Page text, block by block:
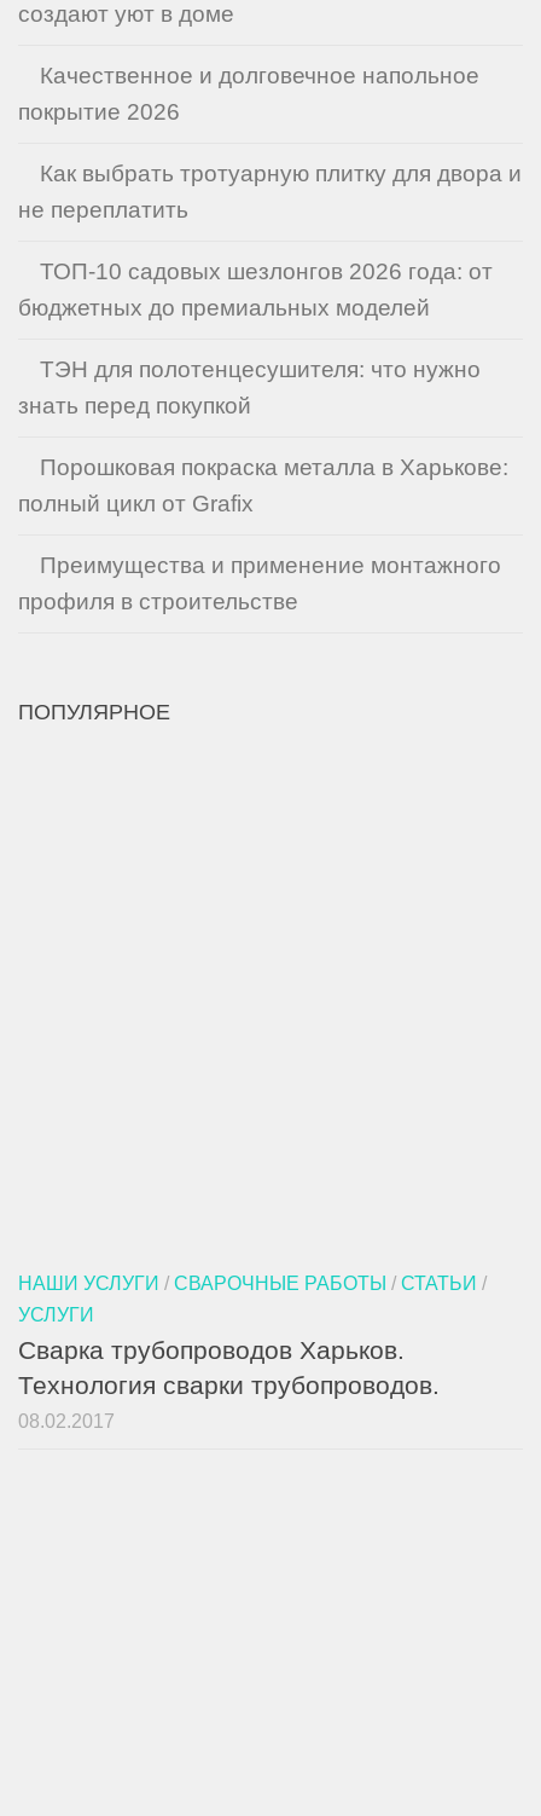
создают уют в доме
Качественное и долговечное напольное
покрытие 2026
Как выбрать тротуарную плитку для двора и
не переплатить
ТОП-10 садовых шезлонгов 2026 года: от
бюджетных до премиальных моделей
ТЭН для полотенцесушителя: что нужно
знать перед покупкой
Порошковая покраска металла в Харькове:
полный цикл от Grafix
Преимущества и применение монтажного
профиля в строительстве
ПОПУЛЯРНОЕ
НАШИ УСЛУГИ / СВАРОЧНЫЕ РАБОТЫ / СТАТЬИ /
УСЛУГИ
Сварка трубопроводов Харьков.
Технология сварки трубопроводов.
08.02.2017